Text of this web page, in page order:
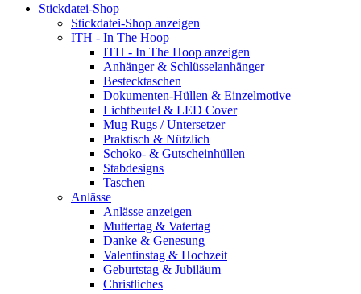
Stickdatei-Shop
Stickdatei-Shop anzeigen
ITH - In The Hoop
ITH - In The Hoop anzeigen
Anhänger & Schlüsselanhänger
Bestecktaschen
Dokumenten-Hüllen & Einzelmotive
Lichtbeutel & LED Cover
Mug Rugs / Untersetzer
Praktisch & Nützlich
Schoko- & Gutscheinhüllen
Stabdesigns
Taschen
Anlässe
Anlässe anzeigen
Muttertag & Vatertag
Danke & Genesung
Valentinstag & Hochzeit
Geburtstag & Jubiläum
Christliches